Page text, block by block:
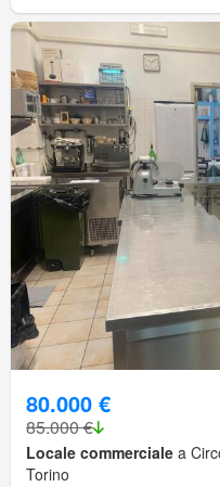
80.000 €
85.000 €
Locale commerciale a
Torino